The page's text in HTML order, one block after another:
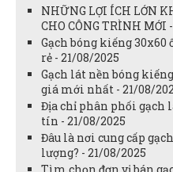
NHỮNG LỢI ÍCH LỚN
CHO CÔNG TRÌNH MỚI
Gạch bóng kiếng 30x60
rẻ - 21/08/2025
Gạch lát nền bóng
giá mới nhất - 21/08/
Địa chỉ phân phối gạch
tín - 21/08/2025
Đâu là nơi cung cấp
lượng? - 21/08/2025
Tìm chọn đơn vị bán